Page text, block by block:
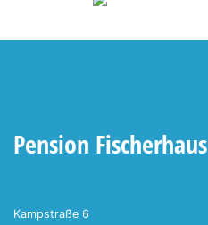
Pension Fischerhaus
Kampstraße 6